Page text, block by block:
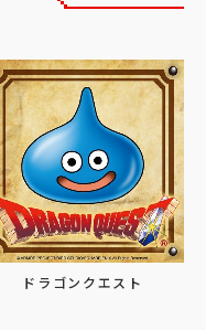
ドラゴンクエスト